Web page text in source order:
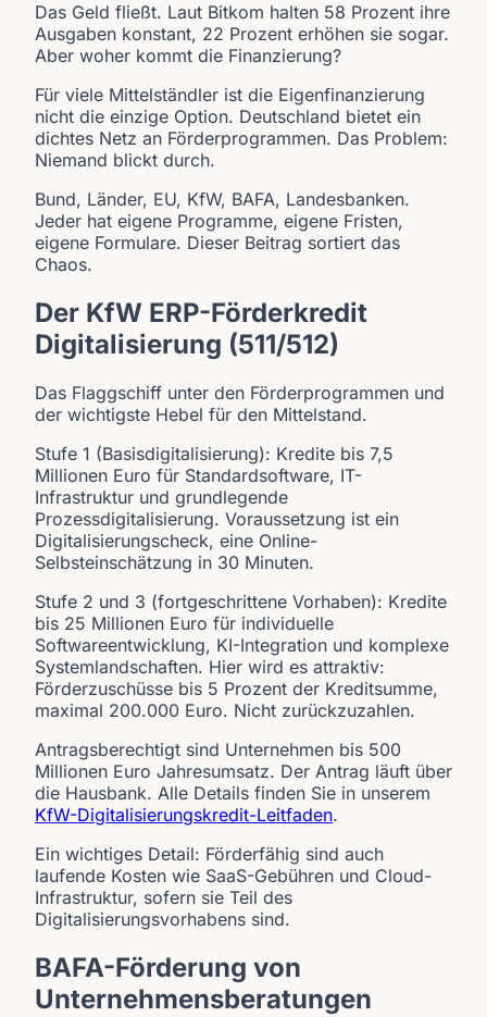
Das Geld fließt. Laut Bitkom halten 58 Prozent ihre
Ausgaben konstant, 22 Prozent erhöhen sie sogar.
Aber woher kommt die Finanzierung?
Für viele Mittelständler ist die Eigenfinanzierung
nicht die einzige Option. Deutschland bietet ein
dichtes Netz an Förderprogrammen. Das Problem:
Niemand blickt durch.
Bund, Länder, EU, KfW, BAFA, Landesbanken.
Jeder hat eigene Programme, eigene Fristen,
eigene Formulare. Dieser Beitrag sortiert das
Chaos.
Der KfW ERP-Förderkredit
Digitalisierung (511/512)
Das Flaggschiff unter den Förderprogrammen und
der wichtigste Hebel für den Mittelstand.
Stufe 1 (Basisdigitalisierung): Kredite bis 7,5
Millionen Euro für Standardsoftware, IT-
Infrastruktur und grundlegende
Prozessdigitalisierung. Voraussetzung ist ein
Digitalisierungscheck, eine Online-
Selbsteinschätzung in 30 Minuten.
Stufe 2 und 3 (fortgeschrittene Vorhaben): Kredite
bis 25 Millionen Euro für individuelle
Softwareentwicklung, KI-Integration und komplexe
Systemlandschaften. Hier wird es attraktiv:
Förderzuschüsse bis 5 Prozent der Kreditsumme,
maximal 200.000 Euro. Nicht zurückzuzahlen.
Antragsberechtigt sind Unternehmen bis 500
Millionen Euro Jahresumsatz. Der Antrag läuft über
die Hausbank. Alle Details finden Sie in unserem
KfW-Digitalisierungskredit-Leitfaden.
Ein wichtiges Detail: Förderfähig sind auch
laufende Kosten wie SaaS-Gebühren und Cloud-
Infrastruktur, sofern sie Teil des
Digitalisierungsvorhabens sind.
BAFA-Förderung von
Unternehmensberatungen